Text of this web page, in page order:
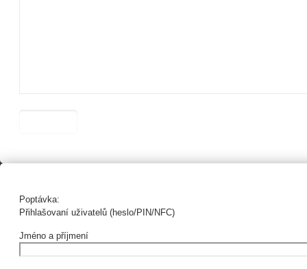
Poptávka:
Přihlašovaní uživatelů (heslo/PIN/NFC)
Jméno a příjmení